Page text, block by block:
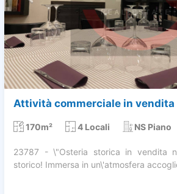
Attività commerciale in vendita
170m² 4 Locali NS Piano
23787 - \"Osteria storica in vendita
storico! Immersa in un\'atmosfera